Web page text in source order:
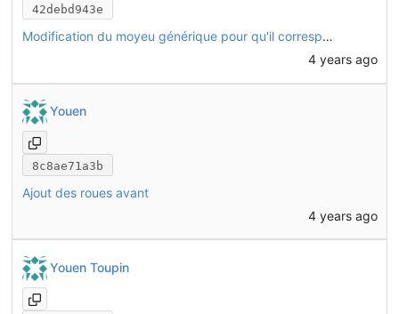
42debd943e
Modification du moyeu générique pour qu'il corresponde mieux au moyeu réel
4 years ago
Youen
8c8ae71a3b
Ajout des roues avant
4 years ago
Youen Toupin